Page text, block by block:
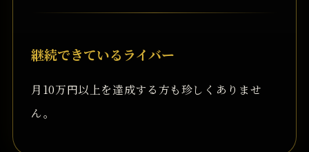
継続できているライバー
月10万円以上を達成する方も珍しくありませ
ん。